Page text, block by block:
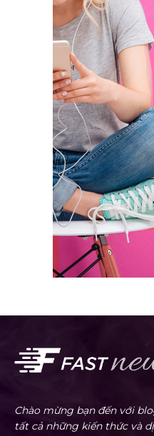
Chào mừng bạn đến với
tất cả những kiến thức và